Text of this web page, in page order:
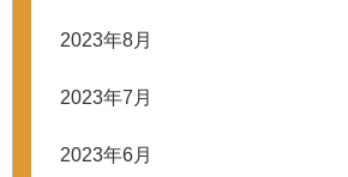
2023年8月
2023年7月
2023年6月